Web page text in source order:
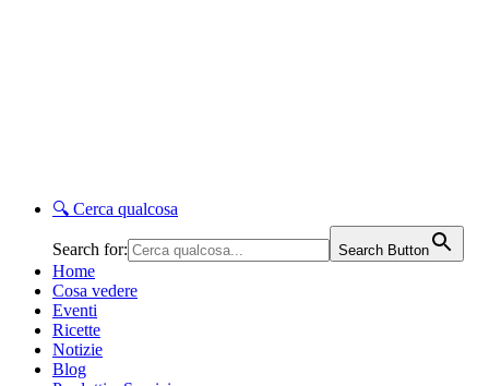
🔍 Cerca qualcosa
Search for: Search Button
Home
Cosa vedere
Eventi
Ricette
Notizie
Blog